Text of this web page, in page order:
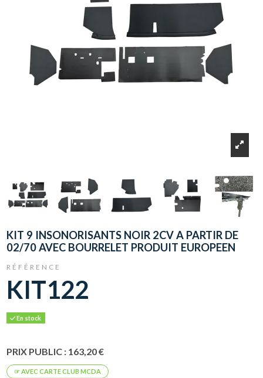
KIT 9 INSONORISANTS NOIR 2CV A PARTIR DE
02/70 AVEC BOURRELET PRODUIT EUROPEEN
RÉFÉRENCE
KIT122
En stock
PRIX PUBLIC : 163,20 €